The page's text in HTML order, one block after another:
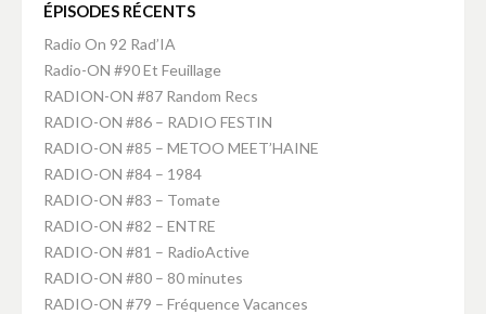
ÉPISODES RÉCENTS
Radio On 92 Rad’IA
Radio-ON #90 Et Feuillage
RADION-ON #87 Random Recs
RADIO-ON #86 – RADIO FESTIN
RADIO-ON #85 – METOO MEET’HAINE
RADIO-ON #84 – 1984
RADIO-ON #83 – Tomate
RADIO-ON #82 – ENTRE
RADIO-ON #81 – RadioActive
RADIO-ON #80 – 80 minutes
RADIO-ON #79 – Fréquence Vacances